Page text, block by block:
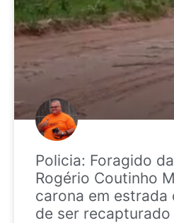
Policia: Foragido
Rogério Coutinho
carona em estrada
de ser recapturado